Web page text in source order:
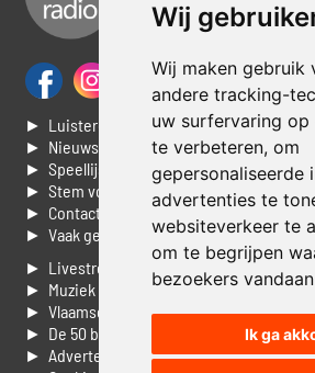
Wij
Wij maken gebruik
andere tracking-
uw surfervaring
te verbeteren, om
gepersonaliseerde
advertenties te
websiteverkeer te
om te begrijpen
bezoekers
Ik ga
► Luisteren naar Jouwradio
► Nieuws
► Speellijst
► Stem voor de Dag top 3
► Contacteer ons
► Vaak gestelde vragen
► Livestream informatie
► Muziek opzoeken
► Vlaamse 100 Aller tijden
► De 50 beste van...
► Adverteren op Jouwradio